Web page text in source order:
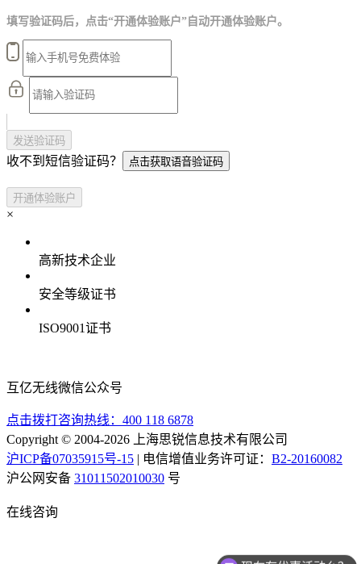
填写验证码后，点击“开通体验账户”自动开通体验账户。
发送验证码
收不到短信验证码？ 点击获取语音验证码
开通体验账户
×
高新技术企业
安全等级证书
ISO9001证书
互亿无线微信公众号
点击拨打咨询热线： 400 118 6878
Copyright © 2004-2026 上海思锐信息技术有限公司
沪ICP备07035915号-15 | 电信增值业务许可证： B2-20160082
沪公网安备 31011502010030 号
在线咨询